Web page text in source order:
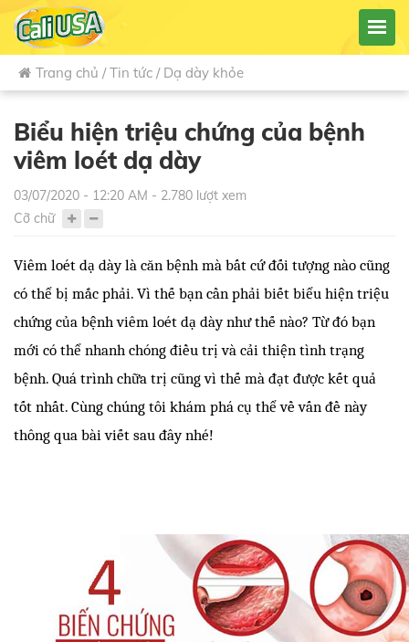
Trang chủ /Tin tức / Dạ dày khỏe
Biểu hiện triệu chứng của bệnh
viêm loét dạ dày
03/07/2020 - 12:20 AM - 2.780 lượt xem
Cỡ chữ
Viêm loét dạ dày là căn bệnh mà bất cứ đối tượng nào cũng
có thể bị mắc phải. Vì thế bạn cần phải biết biểu hiện triệu
chứng của bệnh viêm loét dạ dày như thế nào? Từ đó bạn
mới có thể nhanh chóng điều trị và cải thiện tình trạng
bệnh. Quá trình chữa trị cũng vì thế mà đạt được kết quả
tốt nhất. Cùng chúng tôi khám phá cụ thể về vấn đề này
thông qua bài viết sau đây nhé!